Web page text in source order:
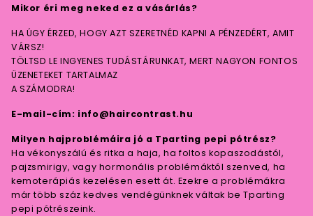
Mikor éri meg neked ez a vásárlás?
HA ÚGY ÉRZED, HOGY AZT SZERETNÉD KAPNI A PÉNZEDÉRT, AMIT
VÁRSZ!
TÖLTSD LE INGYENES TUDÁSTÁRUNKAT, MERT NAGYON FONTOS
ÜZENETEKET TARTALMAZ
A SZÁMODRA!
E-mail-cím: info@haircontrast.hu
Milyen hajproblémáira jó a Tparting pepi pótrész?
Ha vékonyszálú és ritka a haja, ha foltos kopaszodástól,
pajzsmirigy, vagy hormonális problémáktól szenved, ha
kemoterápiás kezelésen esett át. Ezekre a problémákra
már több száz kedves vendégünknek váltak be Tparting
pepi pótrészeink.